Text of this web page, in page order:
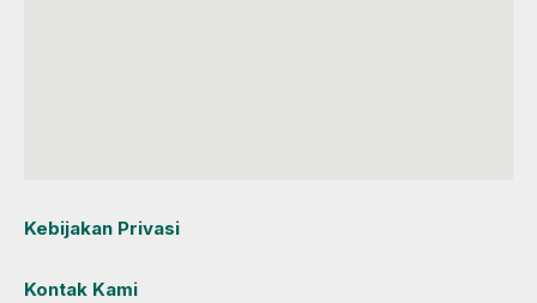
Kebijakan Privasi
Kontak Kami